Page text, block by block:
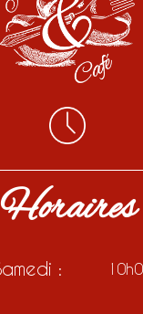
Horaires
: